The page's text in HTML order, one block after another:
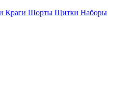
Краги Шорты Щитки Наборы